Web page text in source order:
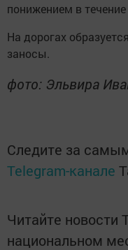
понижением в течение
На дорогах
заносы.
фото: Эльвира
Следите за
Telegram-канале
Читайте новости
национальном